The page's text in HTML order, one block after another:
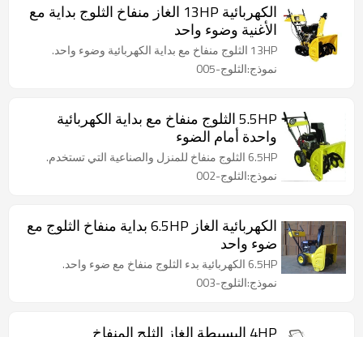
الكهربائية 13HP الغاز منفاخ الثلوج بداية مع
الأغنية وضوء واحد
13HP الثلوج منفاخ مع بداية الكهربائية وضوء واحد.
نموذج:الثلوج-005
5.5HP الثلوج منفاخ مع بداية الكهربائية
واحدة أمام الضوء
6.5HP الثلوج منفاخ للمنزل والصناعية التي تستخدم.
نموذج:الثلوج-002
الكهربائية الغاز 6.5HP بداية منفاخ الثلوج مع
ضوء واحد
6.5HP الكهربائية بدء الثلوج منفاخ مع ضوء واحد.
نموذج:الثلوج-003
4HP البسيطة الغاز الثلج المنفاخ